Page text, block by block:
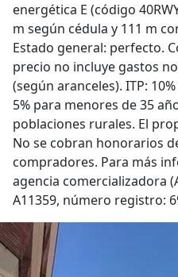
energética E (código
m según cédula y 111 m
Estado general: perfecto.
precio no incluye gastos
(según aranceles). ITP:
5% para menores de 35
poblaciones rurales. El
No se cobran honorarios
compradores. Para más
agencia comercializadora
A11359, número registro: